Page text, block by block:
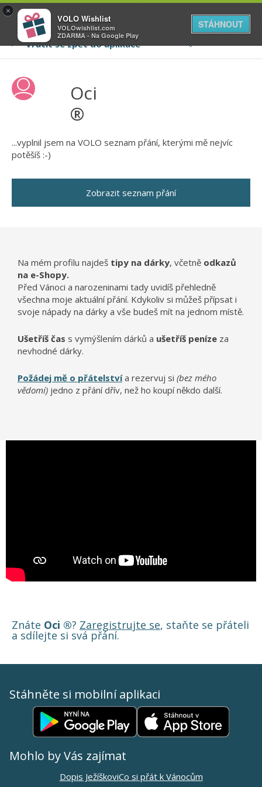
VOLO
Váš online wishlist
×
VOLO Wishlist
VOLOwishlist.com
ZDARMA - Na Google Play
STÁHNOUT
Oci
®
...vyplnil jsem na VOLO seznam přání, kterými mě nejvíc
potěšíš :-)
Zobrazit seznam přání
Na mém profilu najdeš tipy na dárky, včetně odkazů
na e-Shopy.
Před Vánoci a narozeninami tady uvidíš přehledně
všechna moje aktuální přání. Kdykoliv si můžeš přípsat i
svoje nápady na dárky a vše budeš mít na jednom místě.
Ušetříš čas s vymýšlením dárků a ušetříš peníze za
nevhodné dárky.
Požádej mě o přátelstvía rezervuj si (bez mého
vědomí) jedno z přání dřív, než ho koupí někdo další.
Znáte Oci ®? Zaregistrujte se, staňte se přáteli
a sdílejte si svá přání.
Stáhněte si mobilní aplikaci
Mohlo by Vás zajímat
Dopis JežíškoviCo si přát k Vánocům